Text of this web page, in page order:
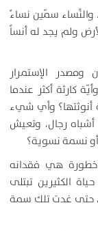
والنِّساء سمّين نساءً
ولم يجد له أنساً
ومصدر الإستمرار
كارثة أكثر عندما
أنوثتها؟ وأي شيء
أشباه رجال، وتعيش
نسمة نسوية؟
خطورة هي فقدانه
الكثيرين تبتلى
حتى غدت تلك سمة